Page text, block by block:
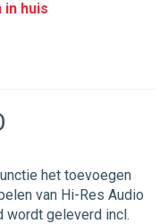
in huis
het toevoegen
van Hi-Res Audio
wordt geleverd incl.